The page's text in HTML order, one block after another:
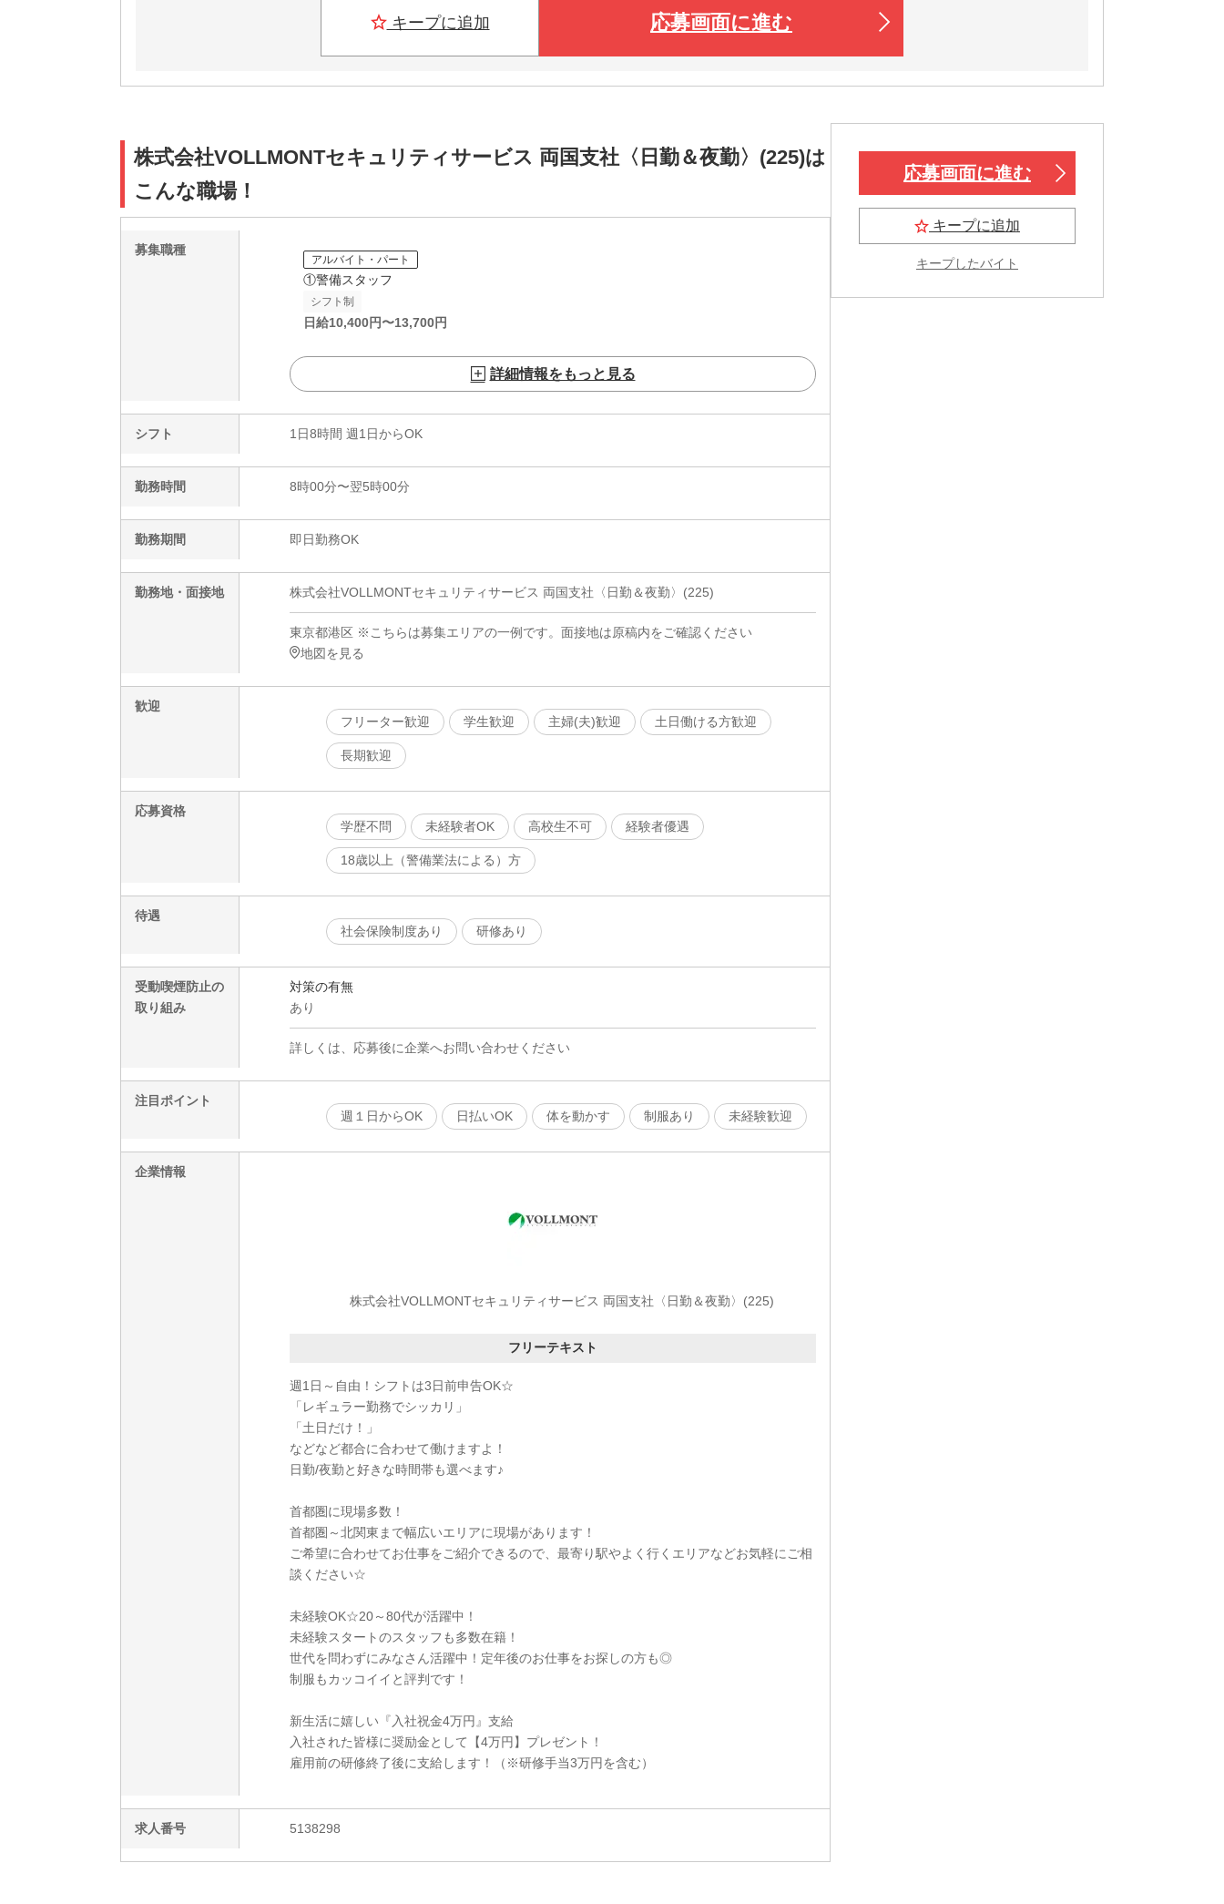
キープに追加 応募画面に進む
株式会社VOLLMONTセキュリティサービス 両国支社〈日勤＆夜勤〉(225)は
こんな職場！
募集職種
アルバイト・パート
①警備スタッフ
シフト制
日給10,400円〜13,700円
詳細情報をもっと見る
シフト 1日8時間 週1日からOK
勤務時間 8時00分〜翌5時00分
勤務期間 即日勤務OK
勤務地・面接地 株式会社VOLLMONTセキュリティサービス 両国支社〈日勤＆夜勤〉(225)
東京都港区 ※こちらは募集エリアの一例です。面接地は原稿内をご確認ください
地図を見る
歓迎
フリーター歓迎
学生歓迎 主婦(夫)歓迎 土日働ける方歓迎
長期歓迎
応募資格
学歴不問
未経験者OK 高校生不可 経験者優遇
18歳以上（警備業法による）方
待遇
社会保険制度あり
研修あり
受動喫煙防止の
取り組み
対策の有無
あり
詳しくは、応募後に企業へお問い合わせください
注目ポイント
週１日からOK
日払いOK 体を動かす 制服あり 未経験歓迎
企業情報
株式会社VOLLMONTセキュリティサービス 両国支社〈日勤＆夜勤〉(225)
フリーテキスト
週1日～自由！シフトは3日前申告OK☆
「レギュラー勤務でシッカリ」
「土日だけ！」
などなど都合に合わせて働けますよ！
日勤/夜勤と好きな時間帯も選べます♪
首都圏に現場多数！
首都圏～北関東まで幅広いエリアに現場があります！
ご希望に合わせてお仕事をご紹介できるので、最寄り駅やよく行くエリアなどお気軽にご相
談ください☆
未経験OK☆20～80代が活躍中！
未経験スタートのスタッフも多数在籍！
世代を問わずにみなさん活躍中！定年後のお仕事をお探しの方も◎
制服もカッコイイと評判です！
新生活に嬉しい『入社祝金4万円』支給
入社された皆様に奨励金として【4万円】プレゼント！
雇用前の研修終了後に支給します！（※研修手当3万円を含む）
求人番号 5138298
応募画面に進む
キープに追加
キープしたバイト